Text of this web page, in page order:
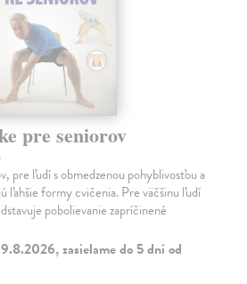
pre seniorov
pre ľudí s obmedzenou pohyblivosťou a
ľahšie formy cvičenia. Pre väčšinu ľudí
pobolievanie zapríčinené
zasielame do 5 dní od